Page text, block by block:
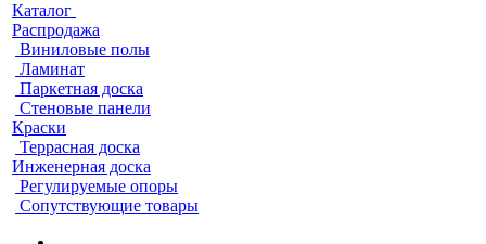
Каталог
Распродажа
Виниловые полы
Ламинат
Паркетная доска
Стеновые панели
Краски
Террасная доска
Инженерная доска
Регулируемые опоры
Сопутствующие товары